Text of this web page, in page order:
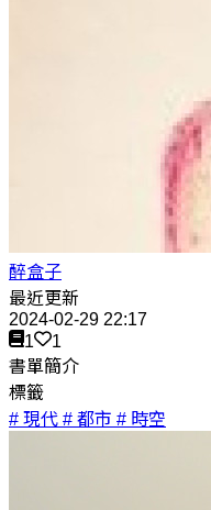
醉盒子
最近更新
2024-02-29 22:17
1
1
書單簡介
標籤
# 現代 # 都市 # 時空